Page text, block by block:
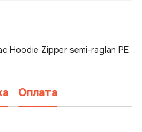
Hoodie Zipper semi-raglan PE
Оплата